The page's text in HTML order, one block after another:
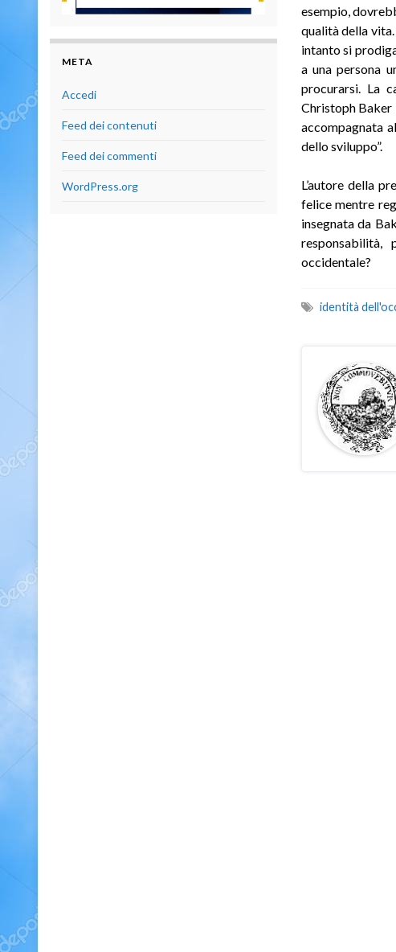
esempio,
qualità della
intanto si
a una persona
procurarsi. La
Christoph
accompagnata
dello sviluppo”.
L’autore della
felice mentre
insegnata da
occidentale?
identità
META
Accedi
Feed dei contenuti
Feed dei commenti
WordPress.org